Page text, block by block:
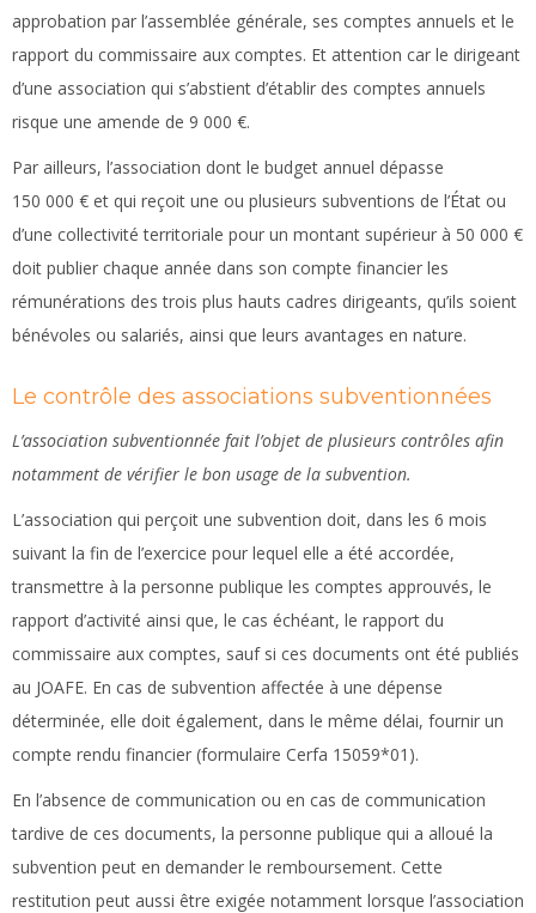
approbation par l’assemblée générale, ses comptes annuels et le
rapport du commissaire aux comptes. Et attention car le dirigeant
d’une association qui s’abstient d’établir des comptes annuels
risque une amende de 9 000 €.
Par ailleurs, l’association dont le budget annuel dépasse
150 000 € et qui reçoit une ou plusieurs subventions de l’État ou
d’une collectivité territoriale pour un montant supérieur à 50 000 €
doit publier chaque année dans son compte financier les
rémunérations des trois plus hauts cadres dirigeants, qu’ils soient
bénévoles ou salariés, ainsi que leurs avantages en nature.
Le contrôle des associations subventionnées
L’association subventionnée fait l’objet de plusieurs contrôles afin
notamment de vérifier le bon usage de la subvention.
L’association qui perçoit une subvention doit, dans les 6 mois
suivant la fin de l’exercice pour lequel elle a été accordée,
transmettre à la personne publique les comptes approuvés, le
rapport d’activité ainsi que, le cas échéant, le rapport du
commissaire aux comptes, sauf si ces documents ont été publiés
au JOAFE. En cas de subvention affectée à une dépense
déterminée, elle doit également, dans le même délai, fournir un
compte rendu financier (formulaire Cerfa 15059*01).
En l’absence de communication ou en cas de communication
tardive de ces documents, la personne publique qui a alloué la
subvention peut en demander le remboursement. Cette
restitution peut aussi être exigée notamment lorsque l’association